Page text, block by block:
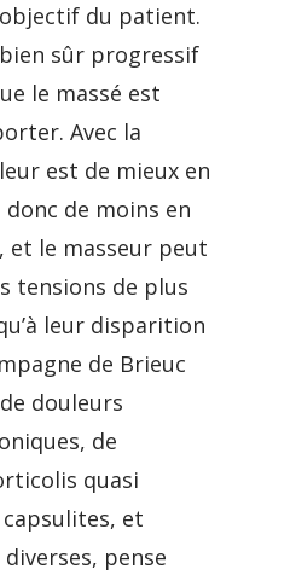
du patient.
sûr progressif
le massé est
Avec la
est de mieux en
de moins en
et le masseur peut
tensions de plus
leur disparition
de Brieuc
douleurs
de
quasi
et
pense